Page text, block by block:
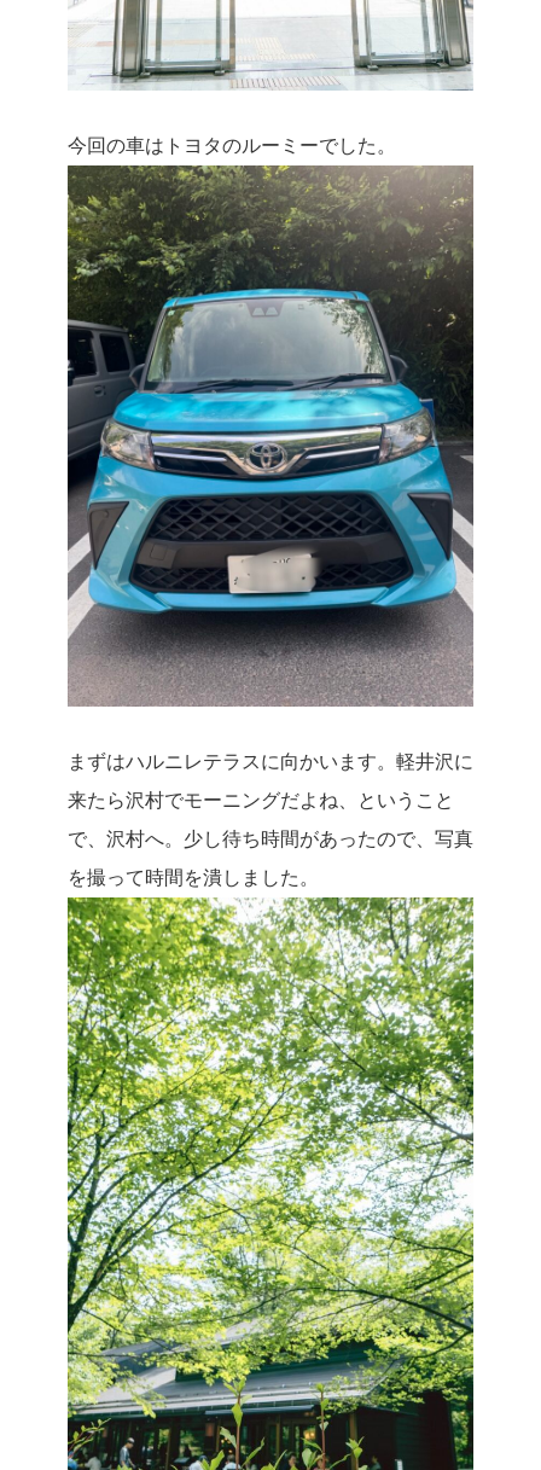
今回の車はトヨタのルーミーでした。
まずはハルニレテラスに向かいます。軽井沢に
来たら沢村でモーニングだよね、ということ
で、沢村へ。少し待ち時間があったので、写真
を撮って時間を潰しました。